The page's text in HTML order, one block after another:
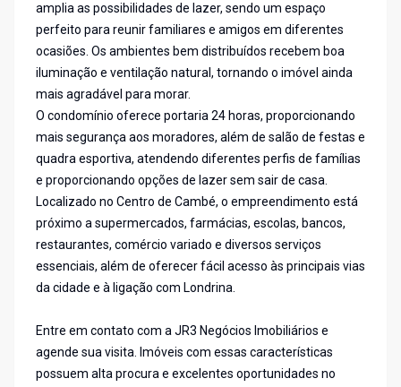
amplia as possibilidades de lazer, sendo um espaço
perfeito para reunir familiares e amigos em diferentes
ocasiões. Os ambientes bem distribuídos recebem boa
iluminação e ventilação natural, tornando o imóvel ainda
mais agradável para morar.
O condomínio oferece portaria 24 horas, proporcionando
mais segurança aos moradores, além de salão de festas e
quadra esportiva, atendendo diferentes perfis de famílias
e proporcionando opções de lazer sem sair de casa.
Localizado no Centro de Cambé, o empreendimento está
próximo a supermercados, farmácias, escolas, bancos,
restaurantes, comércio variado e diversos serviços
essenciais, além de oferecer fácil acesso às principais vias
da cidade e à ligação com Londrina.
Entre em contato com a JR3 Negócios Imobiliários e
agende sua visita. Imóveis com essas características
possuem alta procura e excelentes oportunidades no